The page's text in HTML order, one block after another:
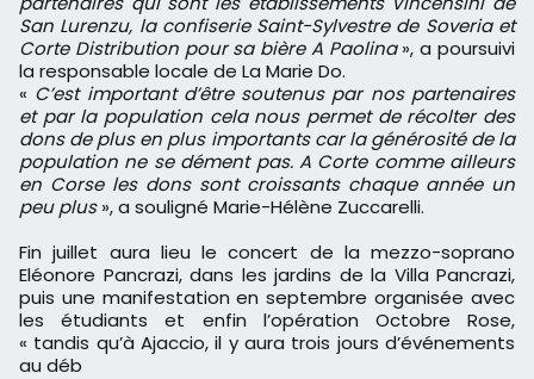
San Lurenzu, la confiserie Saint-Sylvestre de Soveria et
Corte Distribution pour sa bière A Paolina», a poursuivi
la responsable locale de La Marie Do.
« C’est important d’être soutenus par nos partenaires
et par la population cela nous permet de récolter des
dons de plus en plus importants car la générosité de la
population ne se dément pas. A Corte comme ailleurs
en Corse les dons sont croissants chaque année un
peu plus», a souligné Marie-Hélène Zuccarelli.
Fin juillet aura lieu le concert de la mezzo-soprano
Eléonore Pancrazi, dans les jardins de la Villa Pancrazi,
puis une manifestation en septembre organisée avec
les étudiants et enfin l’opération Octobre Rose,
« tandis qu’à Ajaccio, il y aura trois jours d’événements
au déb